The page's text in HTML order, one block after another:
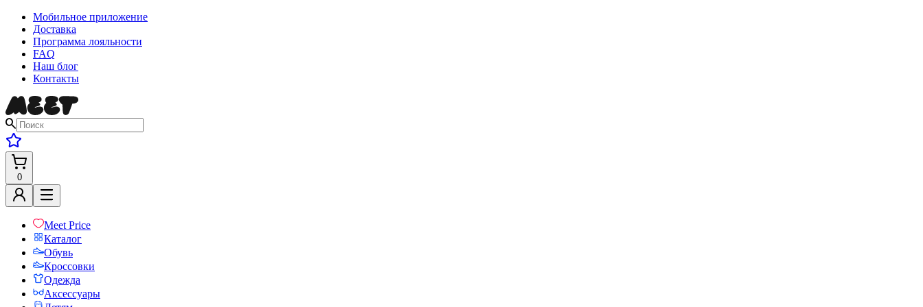
Мобильное приложение
Доставка
Программа лояльности
FAQ
Наш блог
Контакты
0
Meet Price
Каталог
Обувь
Кроссовки
Одежда
Аксессуары